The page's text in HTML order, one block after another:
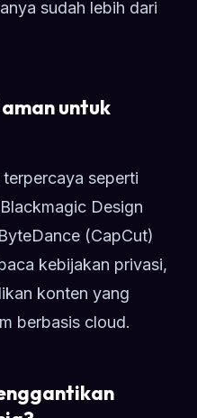
sudah lebih dari
untuk
seperti
Design
(CapCut)
kebijakan privasi,
konten yang
berbasis cloud.